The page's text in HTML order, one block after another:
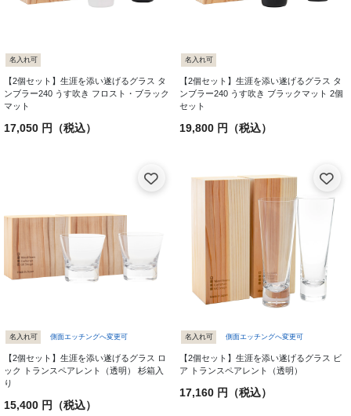
名入れ可
【2個セット】生涯を添い遂げるグラス タ
ンブラー240 うす吹き フロスト・ブラック
マット
17,050 円（税込）
名入れ可
【2個セット】生涯を添い遂げるグラス タ
ンブラー240 うす吹き ブラックマット 2個
セット
19,800 円（税込）
名入れ可 側面エッチングへ変更可
【2個セット】生涯を添い遂げるグラス ロ
ック トランスペアレント（透明） 杉箱入
り
15,400 円（税込）
名入れ可 側面エッチングへ変更可
【2個セット】生涯を添い遂げるグラス ビ
ア トランスペアレント（透明）
17,160 円（税込）